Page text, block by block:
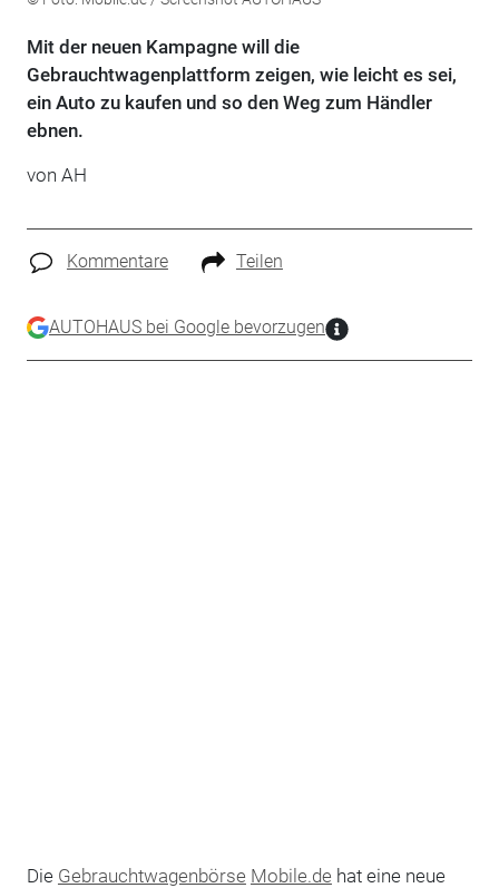
Mit der neuen Kampagne will die
Gebrauchtwagenplattform zeigen, wie leicht es sei,
ein Auto zu kaufen und so den Weg zum Händler
ebnen.
von AH
Kommentare Teilen
AUTOHAUS bei Google bevorzugen
Die Gebrauchtwagenbörse Mobile.de hat eine neue